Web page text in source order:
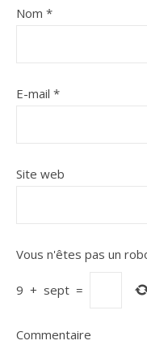
Nom *
E-mail *
Site web
Vous n'êtes pas un
9 + sept =
Commentaire